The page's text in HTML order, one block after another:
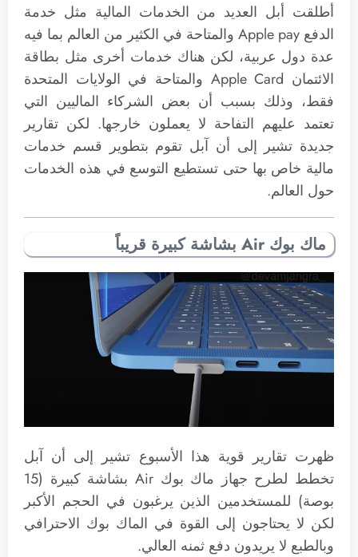
أطلقت أبل العديد من الخدمات المالية مثل خدمة
الدفع Apple pay والمتاحة في الكثير من العالم بما فيه
عدة دول عربية، لكن هناك خدمات أخرى مثل بطاقة
الائتمان Apple Card والمتاحة في الولايات المتحدة
فقط، وذلك بسبب أن بعض الشركاء الماليين التي
تعتمد عليهم التفاحة لا يعملون خارجها. لكن تقارير
جديدة تشير إلى أن آبل تقوم بتطوير قسم خدمات
مالية خاص بها حتى تستطيع التوسع في هذه الخدمات
حول العالم.
ماك بوك Air بشاشة كبيرة قريباً
ظهرت تقارير قوية هذا الأسبوع تشير إلى أن آبل
تخطط لطرح جهاز ماك بوك Air بشاشة كبيرة (15
بوصة) للمستخدمين الذين يرغبون في الحجم الأكبر
لكن لا يحتاجون إلى القوة في الماك بوك الاحترافي
وبالطبع لا يريدون دفع ثمنه العالي.